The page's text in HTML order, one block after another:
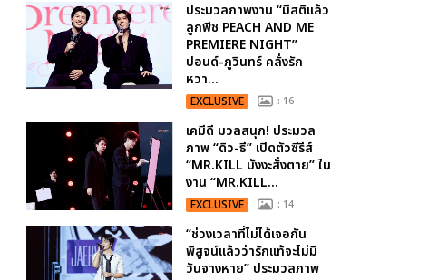
ประมวลภาพงาน “มีสติแล้ว
ลูกพีช PEACH AND ME
PREMIERE NIGHT”
ปอนด์-ภูวินทร์ คลั่งรัก
หวา...
EXCLUSIVE : 16
เคมีดี มวลสนุก! ประมวล
ภาพ “ดิว-ธี” เปิดตัวซีรีส์
“MR.KILL มังงะสั่งตาย” ใน
งาน “MR.KILL...
EXCLUSIVE : 14
“ช่วงเวลาที่ไม่ได้เจอกัน
พิสูจน์แล้วว่ารักแท้จะไม่มี
วันจางหาย” ประมวลภาพ